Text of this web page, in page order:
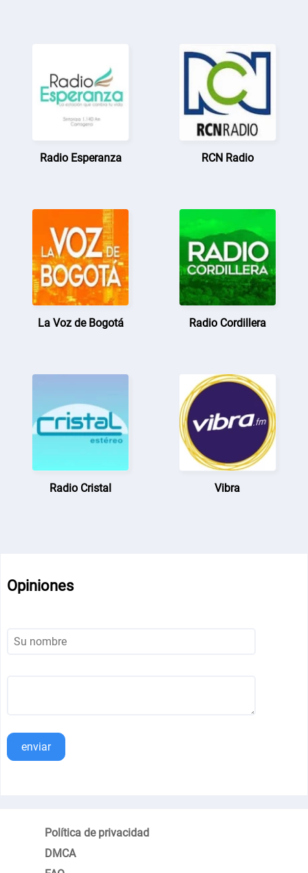
Radio Esperanza RCN Radio
La Voz de Bogotá Radio Cordillera
Radio Cristal Vibra
Opiniones
enviar
Política de privacidad
DMCA